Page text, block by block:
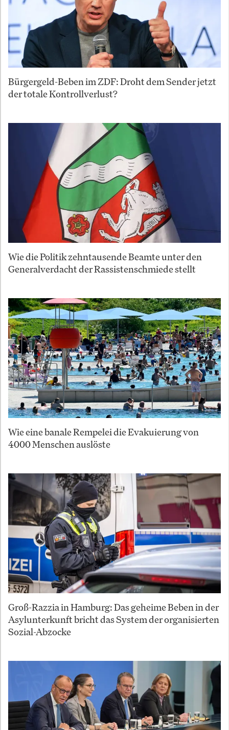
Bürgergeld-Beben im ZDF: Droht dem Sender jetzt
der totale Kontrollverlust?
Wie die Politik zehntausende Beamte unter den
Generalverdacht der Rassistenschmiede stellt
Wie eine banale Rempelei die Evakuierung von
4000 Menschen auslöste
Groß-Razzia in Hamburg: Das geheime Beben in der
Asylunterkunft bricht das System der organisierten
Sozial-Abzocke